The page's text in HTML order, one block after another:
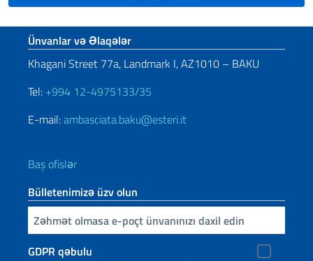
Footer section
Ünvanlar və Əlaqələr
Khagani Street 77a, Landmark I, AZ1010 – BAKU
Tel: +994 12-4975133/35
E-mail:ambasciata.baku@esteri.it
Baş ofislər
Bülletenimizə üzv olun
E-poçtunuzu daxil edin
GDPR qəbulu